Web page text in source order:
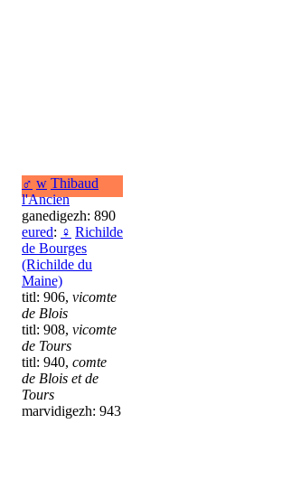
♂ w Thibaud
l'Ancien
ganedigezh: 890
eured: ♀ Richilde
de Bourges
(Richilde du
Maine)
titl: 906, vicomte
de Blois
titl: 908, vicomte
de Tours
titl: 940, comte
de Blois et de
Tours
marvidigezh: 943